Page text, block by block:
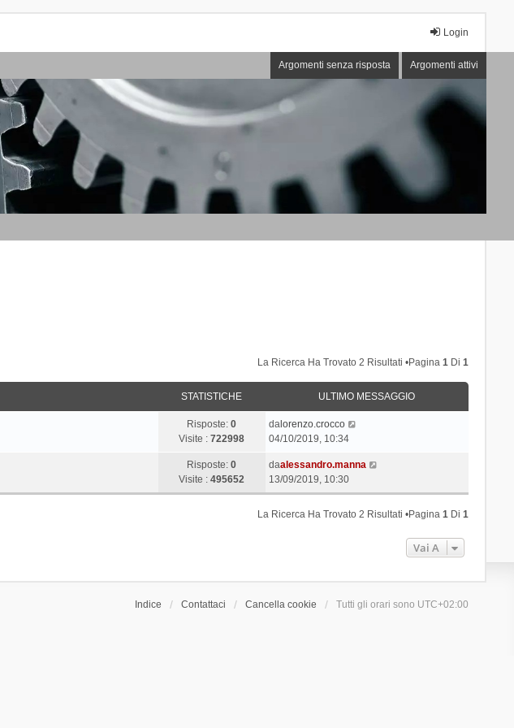
Login
Argomenti senza risposta Argomenti attivi
La Ricerca Ha Trovato 2 Risultati •Pagina1 Di1
STATISTICHE ULTIMO MESSAGGIO
Risposte:0
Visite :722998
dalorenzo.crocco
04/10/2019, 10:34
Risposte:0
Visite :495652
daalessandro.manna
13/09/2019, 10:30
La Ricerca Ha Trovato 2 Risultati •Pagina1 Di1
Vai A
Indice Contattaci Cancella cookie Tutti gli orari sono UTC+02:00